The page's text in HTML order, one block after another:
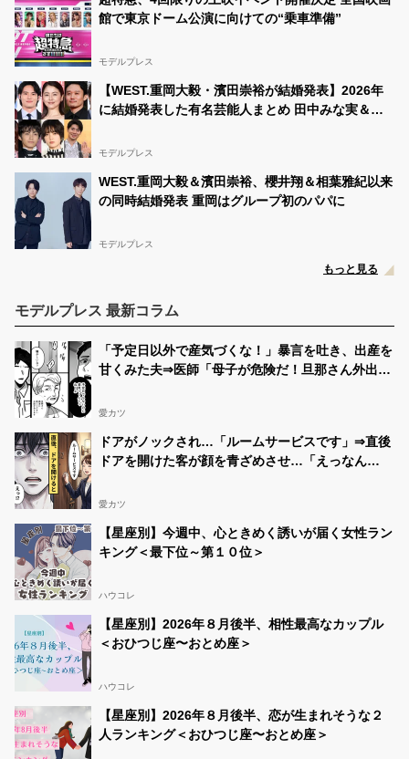
館で東京ドーム公演に向けての“乗車準備”
モデルプレス
【WEST.重岡大毅・濱田崇裕が結婚発表】2026年
に結婚発表した有名芸能人まとめ 田中みな実＆亀
手ほか
モデルプレス
WEST.重岡大毅＆濱田崇裕、櫻井翔＆相葉雅紀以来
の同時結婚発表 重岡はグループ初のパパに
モデルプレス
もっと見る
モデルプレス 最新コラム
「予定日以外で産気づくな！」暴言を吐き、出産を
甘くみた夫⇒医師「母子が危険だ！旦那さん外出
愛カツ
ドアがノックされ…「ルームサービスです」⇒直後
ドアを開けた客が顔を青ざめさせ…「えっなん
愛カツ
【星座別】今週中、心ときめく誘いが届く女性ラン
キング＜最下位～第１０位＞
ハウコレ
【星座別】2026年８月後半、相性最高なカップル
＜おひつじ座〜おとめ座＞
ハウコレ
【星座別】2026年８月後半、恋が生まれそうな２
人ランキング＜おひつじ座〜おとめ座＞